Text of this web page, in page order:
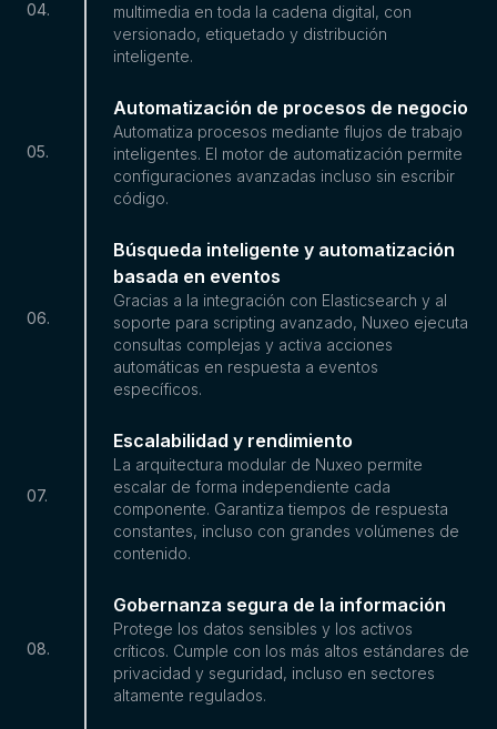
04.
multimedia en toda la cadena digital, con
versionado, etiquetado y distribución
inteligente.
05.
Automatización de procesos de negocio
Automatiza procesos mediante flujos de trabajo
inteligentes. El motor de automatización permite
configuraciones avanzadas incluso sin escribir
código.
06.
Búsqueda inteligente y automatización
basada en eventos
Gracias a la integración con Elasticsearch y al
soporte para scripting avanzado, Nuxeo ejecuta
consultas complejas y activa acciones
automáticas en respuesta a eventos
específicos.
07.
Escalabilidad y rendimiento
La arquitectura modular de Nuxeo permite
escalar de forma independiente cada
componente. Garantiza tiempos de respuesta
constantes, incluso con grandes volúmenes de
contenido.
08.
Gobernanza segura de la información
Protege los datos sensibles y los activos
críticos. Cumple con los más altos estándares de
privacidad y seguridad, incluso en sectores
altamente regulados.